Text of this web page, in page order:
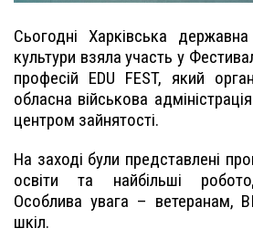
Сьогодні Харківська
культури взяла участь у
професій EDU FEST, який
обласна військова
центром зайнятості.
На заході були представлені
освіти та найбільші
Особлива увага – ветеранам,
шкіл.